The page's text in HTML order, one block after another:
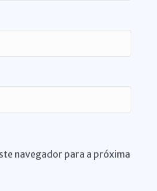
navegador para a próxima